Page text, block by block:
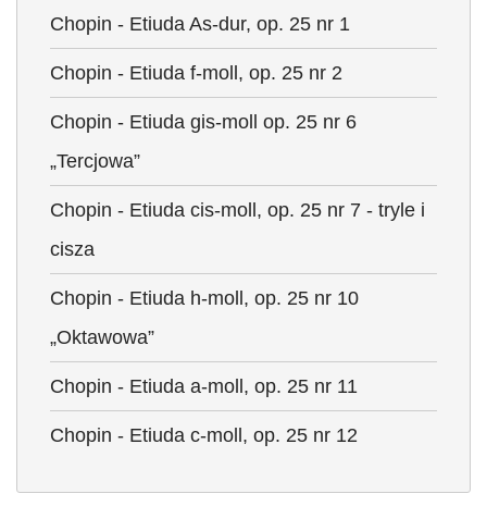
Chopin - Etiuda As-dur, op. 25 nr 1
Chopin - Etiuda f-moll, op. 25 nr 2
Chopin - Etiuda gis-moll op. 25 nr 6
„Tercjowa”
Chopin - Etiuda cis-moll, op. 25 nr 7 - tryle i
cisza
Chopin - Etiuda h-moll, op. 25 nr 10
„Oktawowa”
Chopin - Etiuda a-moll, op. 25 nr 11
Chopin - Etiuda c-moll, op. 25 nr 12